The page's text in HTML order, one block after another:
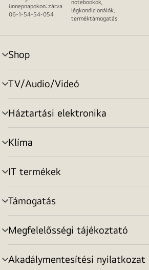
ünnepnapokon: zárva
06-1-54-54-054
notebookok,
légkondicionálók,
terméktámogatás
Shop
menu
toggle
TV/Audio/Videó
menu
toggle
Háztartási elektronika
menu
toggle
Klíma
menu
toggle
IT termékek
menu
toggle
Támogatás
menu
toggle
Megfelelősségi tájékoztató
menu
toggle
Akadálymentesítési nyilatkozat
menu